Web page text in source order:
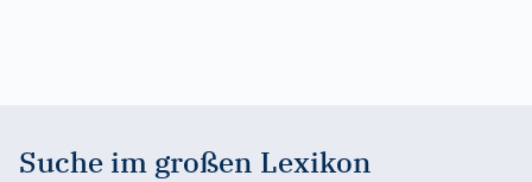
Suche im großen Lexikon